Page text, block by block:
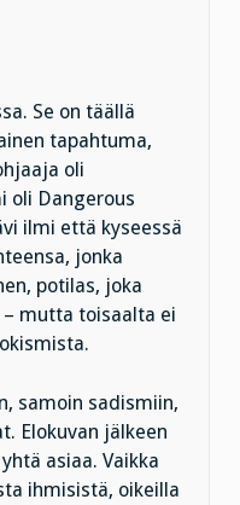
Se on täällä
tapahtuma,
oli
oli Dangerous
ilmi että kyseessä
jonka
potilas, joka
mutta toisaalta ei
samoin sadismiin,
Elokuvan jälkeen
asiaa. Vaikka
ihmisistä, oikeilla